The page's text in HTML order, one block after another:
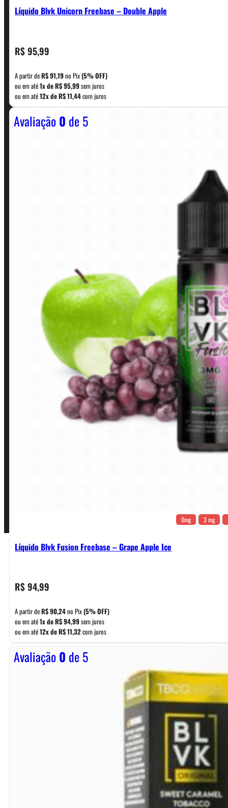
Líquido Blvk Unicorn Freebase – Double Apple
R$95,99
A partir deR$91,19no Pix(5% OFF)
ou em até1x deR$95,99sem juros
ou em até12x deR$11,44com juros
Avaliação0 de 5
0mg 3 mg
Líquido Blvk Fusion Freebase – Grape Apple Ice
R$94,99
A partir deR$90,24no Pix(5% OFF)
ou em até1x deR$94,99sem juros
ou em até12x deR$11,32com juros
Avaliação0 de 5
CONTATO
WhatsApp: (11) 5229-0120
Horário: Política de Horario e Fretes
Finalização de compra
INSTITUCIONAL
Política de Privacidade
Política de Frete e Pagamento
Política de Garantia, Reembolso e Devolução